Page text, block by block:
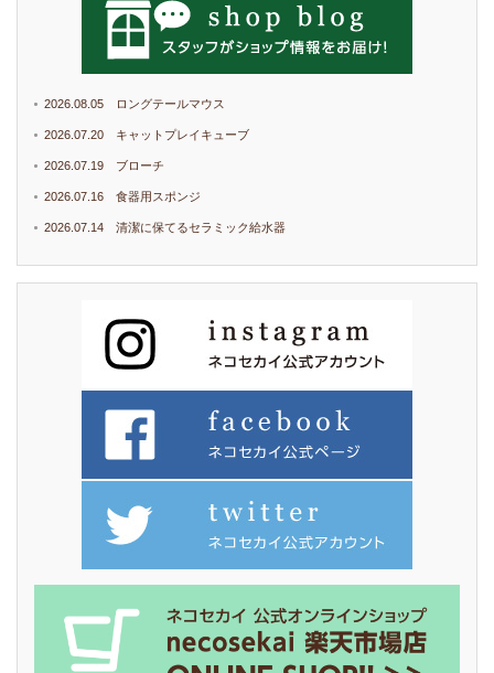
2026.08.05 ロングテールマウス
2026.07.20 キャットプレイキューブ
2026.07.19 ブローチ
2026.07.16 食器用スポンジ
2026.07.14 清潔に保てるセラミック給水器